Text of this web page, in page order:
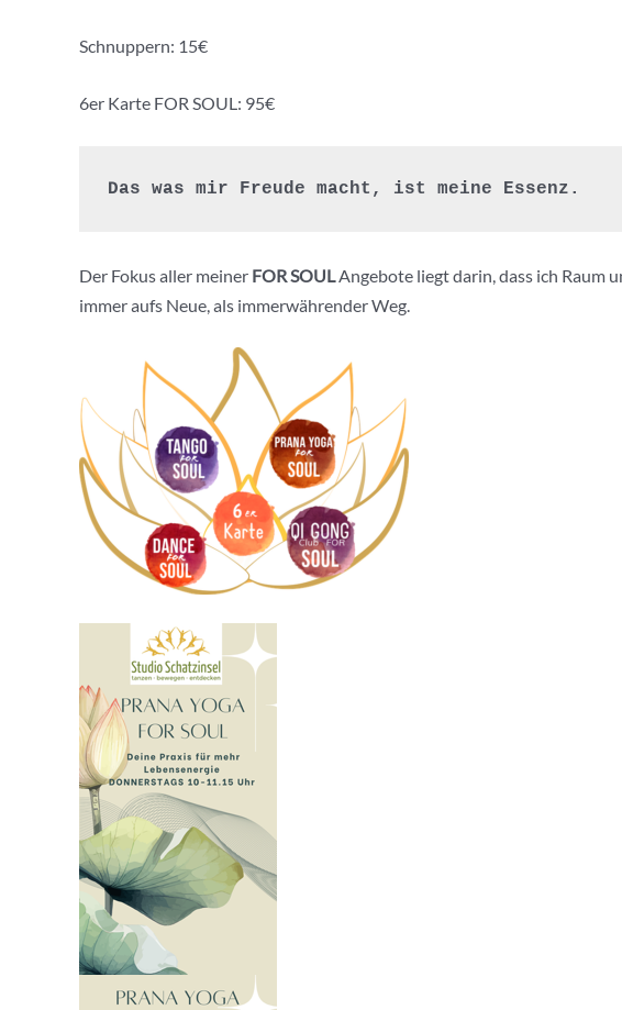
Schnuppern: 15€
6er Karte FOR SOUL: 95€
Das was mir Freude macht, ist meine Essenz.
Der Fokus aller meiner FOR SOUL Angebote liegt darin, dass ich Raum
immer aufs Neue, als immerwährender Weg.